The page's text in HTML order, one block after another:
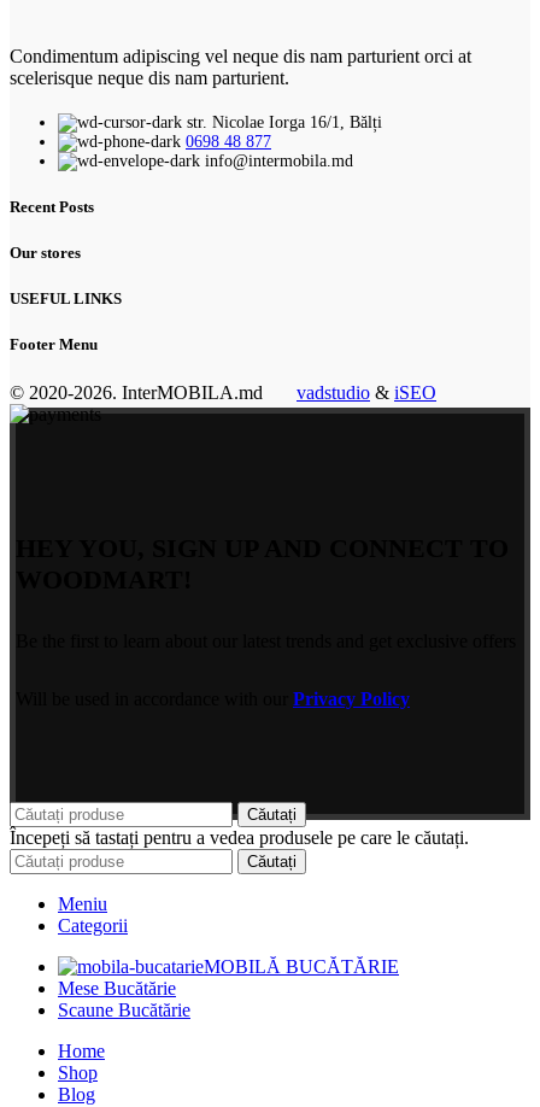
Condimentum adipiscing vel neque dis nam parturient orci at
scelerisque neque dis nam parturient.
str. Nicolae Iorga 16/1, Bălți
0698 48 877
info@intermobila.md
Recent Posts
Our stores
USEFUL LINKS
Footer Menu
© 2020-2026. InterMOBILA.md vadstudio & iSEO
Privacy Policy
Căutați
Începeți să tastați pentru a vedea produsele pe care le căutați.
Căutați
Meniu
Categorii
MOBILĂ BUCĂTĂRIE
Mese Bucătărie
Scaune Bucătărie
Home
Shop
Blog